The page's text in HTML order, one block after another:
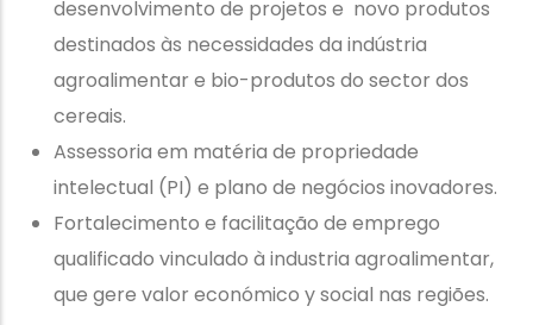
desenvolvimento de projetos e novo produtos
destinados às necessidades da indústria
agroalimentar e bio-produtos do sector dos
cereais.
Assessoria em matéria de propriedade
intelectual (PI) e plano de negócios inovadores.
Fortalecimento e facilitação de emprego
qualificado vinculado à industria agroalimentar,
que gere valor económico y social nas regiões.